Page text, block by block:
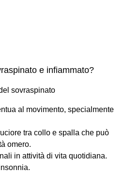
e infiammato?
sovraspinato
al movimento, specialmente
tra collo e spalla che può
omero.
in attività di vita quotidiana.